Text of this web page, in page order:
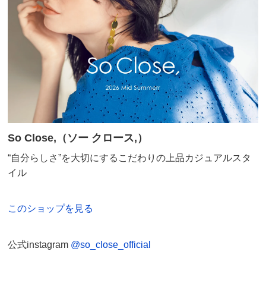
So Close,（ソー クロース,）
“自分らしさ”を大切にするこだわりの上品カジュアルスタ
イル
このショップを見る
公式instagram @so_close_official